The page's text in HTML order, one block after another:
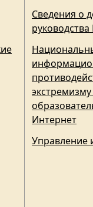
Сведения о
Интернет
Управление